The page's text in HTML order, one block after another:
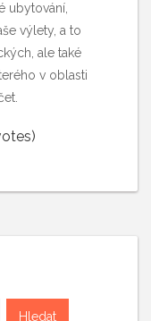
ubytování,
výlety, a to
ale také
v oblasti